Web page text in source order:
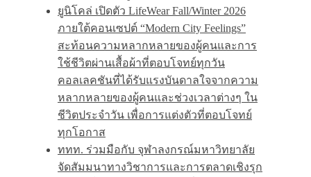
ยูนิโคล่ เปิดตัว LifeWear Fall/Winter 2026
ภายใต้คอนเซปต์ “Modern City Feelings”
สะท้อนความหลากหลายของผู้คนและการ
ใช้ชีวิตผ่านเสื้อผ้าที่ตอบโจทย์ทุกวัน
คอลเลคชันที่ได้รับแรงบันดาลใจจากความ
หลากหลายของผู้คนและช่วงเวลาต่างๆ ใน
ชีวิตประจำวัน เพื่อการแต่งตัวที่ตอบโจทย์
ทุกโอกาส
ททท. ร่วมมือกับ จุฬาลงกรณ์มหาวิทยาลัย
จัดสัมมนาทางวิชาการและการตลาดเชิงรุก